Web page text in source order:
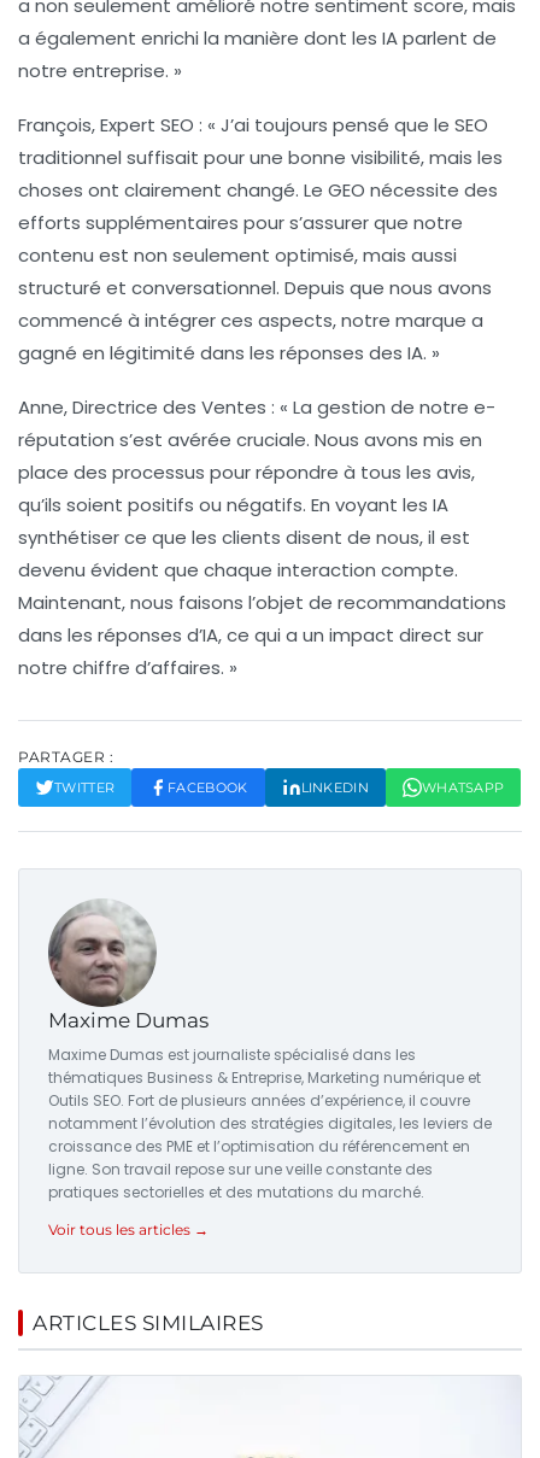
a également enrichi la manière dont les IA parlent de
notre entreprise. »
François, Expert SEO : « J’ai toujours pensé que le SEO
traditionnel suffisait pour une bonne visibilité, mais les
choses ont clairement changé. Le GEO nécessite des
efforts supplémentaires pour s’assurer que notre
contenu est non seulement optimisé, mais aussi
structuré et conversationnel. Depuis que nous avons
commencé à intégrer ces aspects, notre marque a
gagné en légitimité dans les réponses des IA. »
Anne, Directrice des Ventes : « La gestion de notre e-
réputation s’est avérée cruciale. Nous avons mis en
place des processus pour répondre à tous les avis,
qu’ils soient positifs ou négatifs. En voyant les IA
synthétiser ce que les clients disent de nous, il est
devenu évident que chaque interaction compte.
Maintenant, nous faisons l’objet de recommandations
dans les réponses d’IA, ce qui a un impact direct sur
notre chiffre d’affaires. »
PARTAGER :
TWITTER FACEBOOK LINKEDIN WHATSAPP
Maxime Dumas
Maxime Dumas est journaliste spécialisé dans les
thématiques Business & Entreprise, Marketing numérique et
Outils SEO. Fort de plusieurs années d’expérience, il couvre
notamment l’évolution des stratégies digitales, les leviers de
croissance des PME et l’optimisation du référencement en
ligne. Son travail repose sur une veille constante des
pratiques sectorielles et des mutations du marché.
Voir tous les articles →
ARTICLES SIMILAIRES